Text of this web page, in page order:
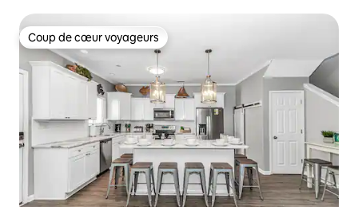
Coup de cœur voyageurs
Coup de cœur voyageurs